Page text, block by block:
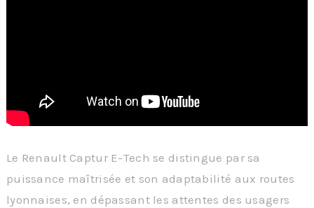
Le Renault Captur E-Tech se distingue par sa
puissance maîtrisée et son adaptabilité aux routes
lyonnaises, en dépassant les attentes des usagers